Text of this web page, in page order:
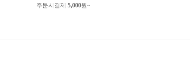
주문시결제 5,000원~